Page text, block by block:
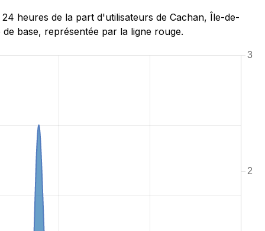
heures de la part d'utilisateurs de Cachan, Île-de-
base, représentée par la ligne rouge.